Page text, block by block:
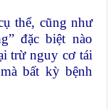
thể, cũng như
đặc biệt nào
trừ nguy cơ tái
bất kỳ bệnh